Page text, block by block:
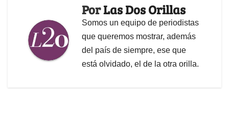
PorLas Dos Orillas
Somos un equipo de periodistas
que queremos mostrar, además
del país de siempre, ese que
está olvidado, el de la otra orilla.